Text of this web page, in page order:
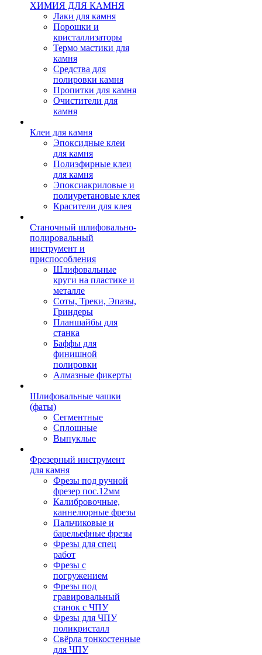
ХИМИЯ ДЛЯ КАМНЯ
Лаки для камня
Порошки и
кристаллизаторы
Термо мастики для
камня
Средства для
полировки камня
Пропитки для камня
Очистители для
камня
Клеи для камня
Эпоксидные клеи
для камня
Полиэфирные клеи
для камня
Эпоксиакриловые и
полиуретановые клея
Красители для клея
Станочный шлифовально-
полировальный
инструмент и
приспособления
Шлифовальные
круги на пластике и
металле
Соты, Треки, Эпазы,
Гриндеры
Планшайбы для
станка
Баффы для
финишной
полировки
Алмазные фикерты
Шлифовальные чашки
(фаты)
Сегментные
Сплошные
Выпуклые
Фрезерный инструмент
для камня
Фрезы под ручной
фрезер пос.12мм
Калибровочные,
каннелюрные фрезы
Пальчиковые и
барельефные фрезы
Фрезы для спец
работ
Фрезы с
погружением
Фрезы под
гравировальный
станок с ЧПУ
Фрезы для ЧПУ
поликристалл
Свёрла тонкостенные
для ЧПУ